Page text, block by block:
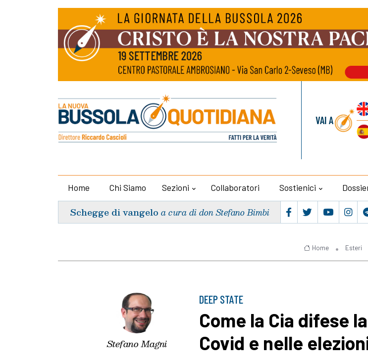
VAI A
Home Chi Siamo Sezioni Collaboratori Sostienici
Schegge di vangelo a cura di don Stefano Bimbi
Home Esteri
Stefano Magni
DEEP STATE
Come la Cia difese
Covid e nelle